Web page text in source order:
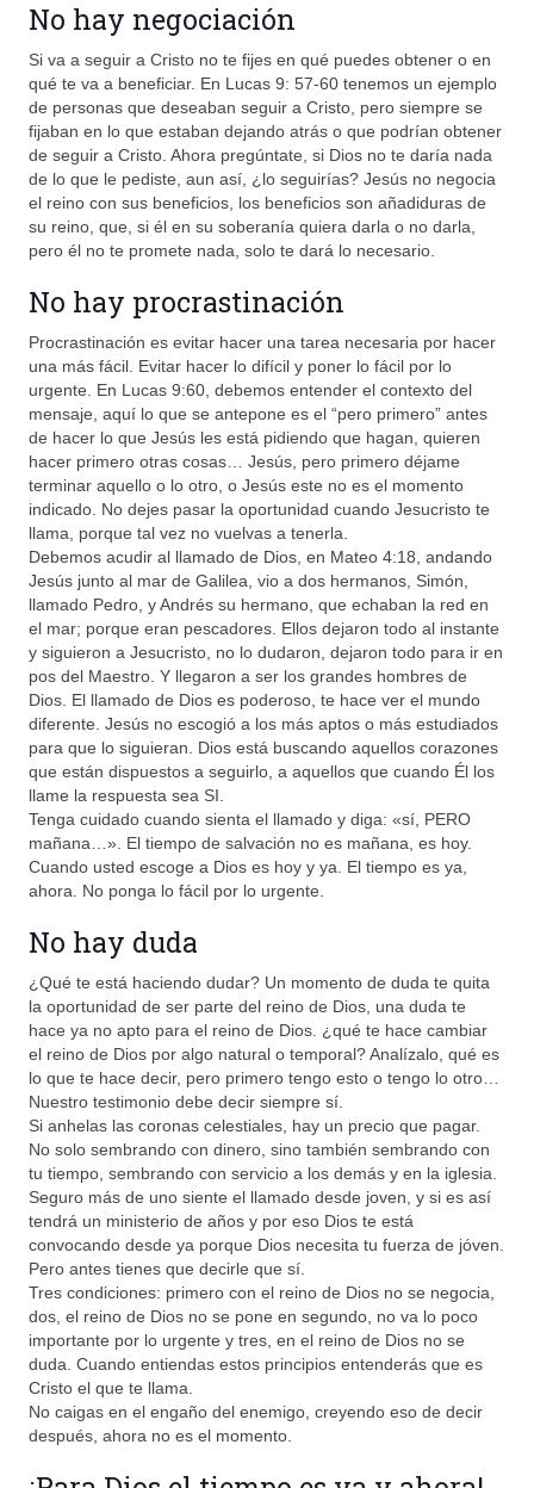
No hay negociación
Si va a seguir a Cristo no te fijes en qué puedes obtener o en
qué te va a beneficiar. En Lucas 9: 57-60 tenemos un ejemplo
de personas que deseaban seguir a Cristo, pero siempre se
fijaban en lo que estaban dejando atrás o que podrían obtener
de seguir a Cristo. Ahora pregúntate, si Dios no te daría nada
de lo que le pediste, aun así, ¿lo seguirías? Jesús no negocia
el reino con sus beneficios, los beneficios son añadiduras de
su reino, que, si él en su soberanía quiera darla o no darla,
pero él no te promete nada, solo te dará lo necesario.
No hay procrastinación
Procrastinación es evitar hacer una tarea necesaria por hacer
una más fácil. Evitar hacer lo difícil y poner lo fácil por lo
urgente. En Lucas 9:60, debemos entender el contexto del
mensaje, aquí lo que se antepone es el “pero primero” antes
de hacer lo que Jesús les está pidiendo que hagan, quieren
hacer primero otras cosas… Jesús, pero primero déjame
terminar aquello o lo otro, o Jesús este no es el momento
indicado. No dejes pasar la oportunidad cuando Jesucristo te
llama, porque tal vez no vuelvas a tenerla.
Debemos acudir al llamado de Dios, en Mateo 4:18, andando
Jesús junto al mar de Galilea, vio a dos hermanos, Simón,
llamado Pedro, y Andrés su hermano, que echaban la red en
el mar; porque eran pescadores. Ellos dejaron todo al instante
y siguieron a Jesucristo, no lo dudaron, dejaron todo para ir en
pos del Maestro. Y llegaron a ser los grandes hombres de
Dios. El llamado de Dios es poderoso, te hace ver el mundo
diferente. Jesús no escogió a los más aptos o más estudiados
para que lo siguieran. Dios está buscando aquellos corazones
que están dispuestos a seguirlo, a aquellos que cuando Él los
llame la respuesta sea SI.
Tenga cuidado cuando sienta el llamado y diga: «sí, PERO
mañana…». El tiempo de salvación no es mañana, es hoy.
Cuando usted escoge a Dios es hoy y ya. El tiempo es ya,
ahora. No ponga lo fácil por lo urgente.
No hay duda
¿Qué te está haciendo dudar? Un momento de duda te quita
la oportunidad de ser parte del reino de Dios, una duda te
hace ya no apto para el reino de Dios. ¿qué te hace cambiar
el reino de Dios por algo natural o temporal? Analízalo, qué es
lo que te hace decir, pero primero tengo esto o tengo lo otro…
Nuestro testimonio debe decir siempre sí.
Si anhelas las coronas celestiales, hay un precio que pagar.
No solo sembrando con dinero, sino también sembrando con
tu tiempo, sembrando con servicio a los demás y en la iglesia.
Seguro más de uno siente el llamado desde joven, y si es así
tendrá un ministerio de años y por eso Dios te está
convocando desde ya porque Dios necesita tu fuerza de jóven.
Pero antes tienes que decirle que sí.
Tres condiciones: primero con el reino de Dios no se negocia,
dos, el reino de Dios no se pone en segundo, no va lo poco
importante por lo urgente y tres, en el reino de Dios no se
duda. Cuando entiendas estos principios entenderás que es
Cristo el que te llama.
No caigas en el engaño del enemigo, creyendo eso de decir
después, ahora no es el momento.